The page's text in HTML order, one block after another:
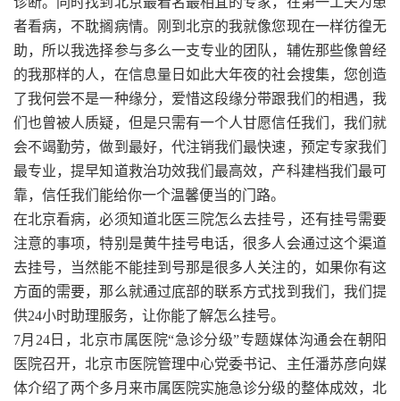
者看病，不耽搁病情。刚到北京的我就像您现在一样彷徨无
助，所以我选择参与多么一支专业的团队，辅佐那些像曾经
的我那样的人，在信息量日如此大年夜的社会搜集，您创造
了我何尝不是一种缘分，爱惜这段缘分带跟我们的相遇，我
们也曾被人质疑，但是只需有一个人甘愿信任我们，我们就
会不竭勤劳，做到最好，代注销我们最快速，预定专家我们
最专业，提早知道救治功效我们最高效，产科建档我们最可
靠，信任我们能给你一个温馨便当的门路。
在北京看病，必须知道北医三院怎么去挂号，还有挂号需要
注意的事项，特别是黄牛挂号电话，很多人会通过这个渠道
去挂号，当然能不能挂到号那是很多人关注的，如果你有这
方面的需要，那么就通过底部的联系方式找到我们，我们提
供24小时助理服务，让你能了解怎么挂号。
7月24日，北京市属医院“急诊分级”专题媒体沟通会在朝阳
医院召开，北京市医院管理中心党委书记、主任潘苏彦向媒
体介绍了两个多月来市属医院实施急诊分级的整体成效，北